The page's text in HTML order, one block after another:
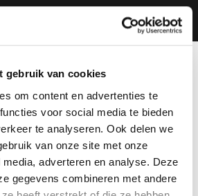
gebruik van cookies
om content en advertenties te
voor social media te bieden
te analyseren. Ook delen we
van onze site met onze
adverteren en analyse. Deze
gegevens combineren met andere